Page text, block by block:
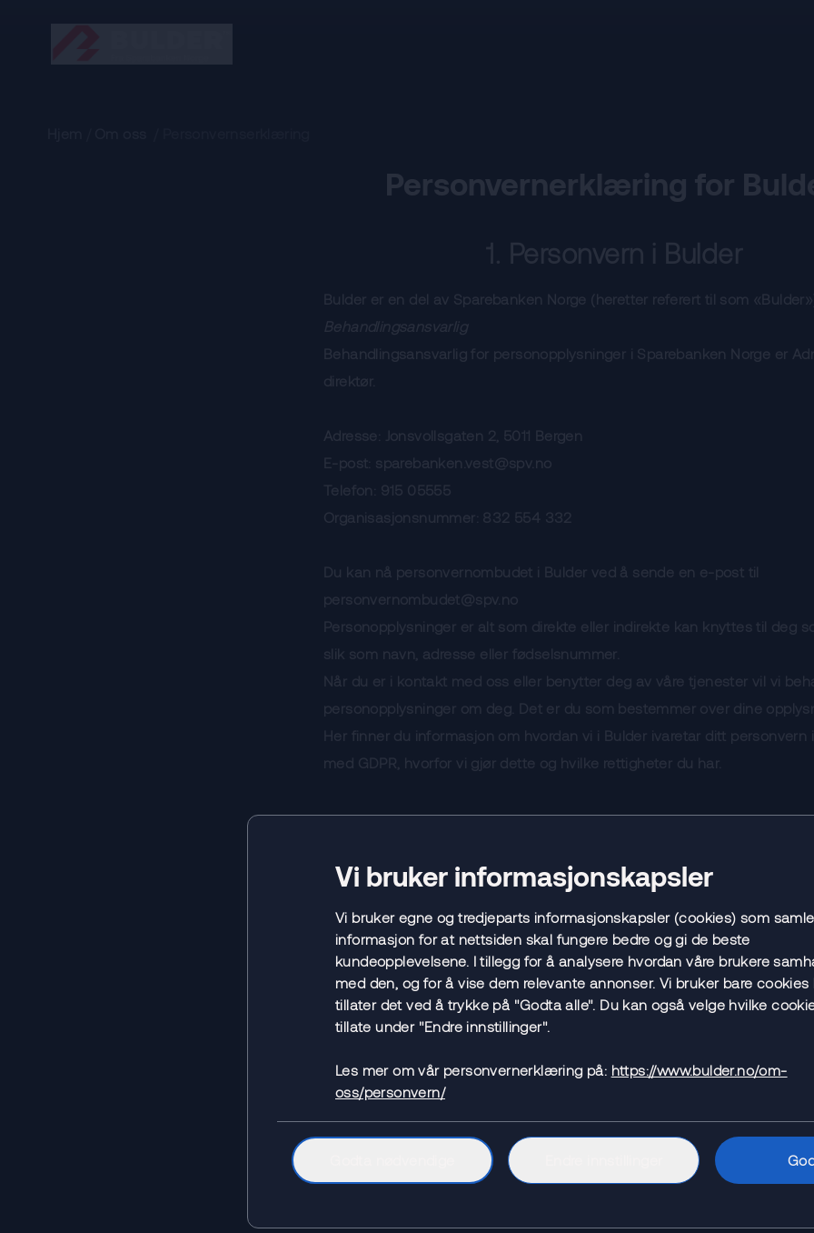
Personvernerklæring for
1. Personvern i Bulder
Bulder er en del av Sparebanken Norge (heretter referert til som
Behandlingsansvarlig
Behandlingsansvarlig for personopplysninger i Sparebanken Norge er
direktør.
Adresse: Jonsvollsgaten 2, 5011 Bergen
E-post: sparebanken.vest@spv.no
Telefon: 915 05555
Organisasjonsnummer: 832 554 332
Du kan nå personvernombudet i Bulder ved å sende en e-post til
personvernombudet@spv.no
Personopplysninger er alt som direkte eller indirekte kan knyttes til deg
slik som navn, adresse eller fødselsnummer.
Når du er i kontakt med oss eller benytter deg av våre tjenester vil vi
personopplysninger om deg. Det er du som bestemmer over dine
Her finner du informasjon om hvordan vi i Bulder ivaretar ditt personvern
med GDPR, hvorfor vi gjør dette og hvilke rettigheter du har.
1.1 Hvilke typer personopplysninger
Overordnede opplysninger
Opplysninger som er alminnelig kjent i personens omgangskrets, eller
eksempelvis være navn, fødselsdato og –nummer, kontaktinformasjon,
avsløre sensitive personopplysninger)), næringskode, kjønn og
Generelle opplysninger
Vi bruker informasjonskapsler
Vi bruker egne og tredjeparts informasjonskapsler (cookies) som
informasjon for at nettsiden skal fungere bedre og gi de beste
kundeopplevelsene. I tillegg for å analysere hvordan våre brukere
med den, og for å vise dem relevante annonser. Vi bruker bare cookies
tillater det ved å trykke på "Godta alle". Du kan også velge hvilke
tillate under "Endre innstillinger".
Les mer om vår personvernerklæring på: https://www.bulder.no/om-
oss/personvern/